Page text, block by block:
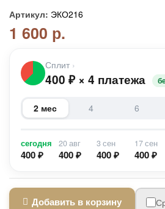
Артикул: ЭКО216
1 600 р.
Сплит ›
400 ₽ × 4 платежа
2 мес 4 6
сегодня
400 ₽
20 авг
400 ₽
3 сен
400 ₽
17 сен
400 ₽
Добавить в корзину